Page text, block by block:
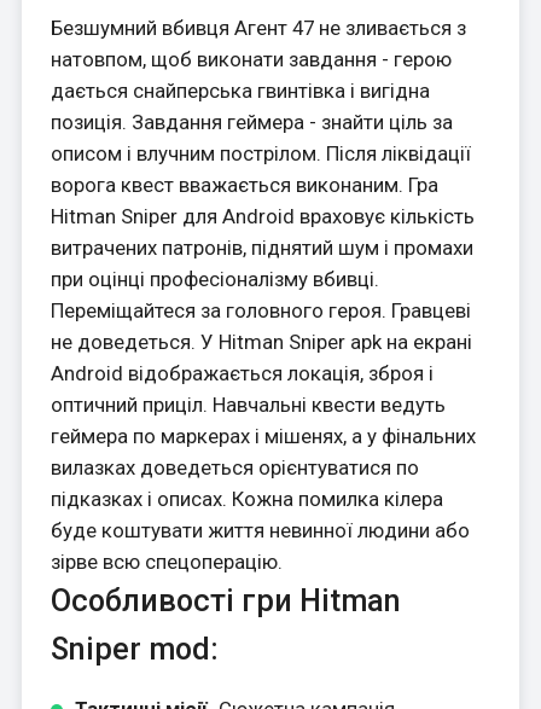
Безшумний вбивця Агент 47 не зливається з
натовпом, щоб виконати завдання - герою
дається снайперська гвинтівка і вигідна
позиція. Завдання геймера - знайти ціль за
описом і влучним пострілом. Після ліквідації
ворога квест вважається виконаним. Гра
Hitman Sniper для Android враховує кількість
витрачених патронів, піднятий шум і промахи
при оцінці професіоналізму вбивці.
Переміщайтеся за головного героя. Гравцеві
не доведеться. У Hitman Sniper apk на екрані
Android відображається локація, зброя і
оптичний приціл. Навчальні квести ведуть
геймера по маркерах і мішенях, а у фінальних
вилазках доведеться орієнтуватися по
підказках і описах. Кожна помилка кілера
буде коштувати життя невинної людини або
зірве всю спецоперацію.
Особливості гри Hitman
Sniper mod: